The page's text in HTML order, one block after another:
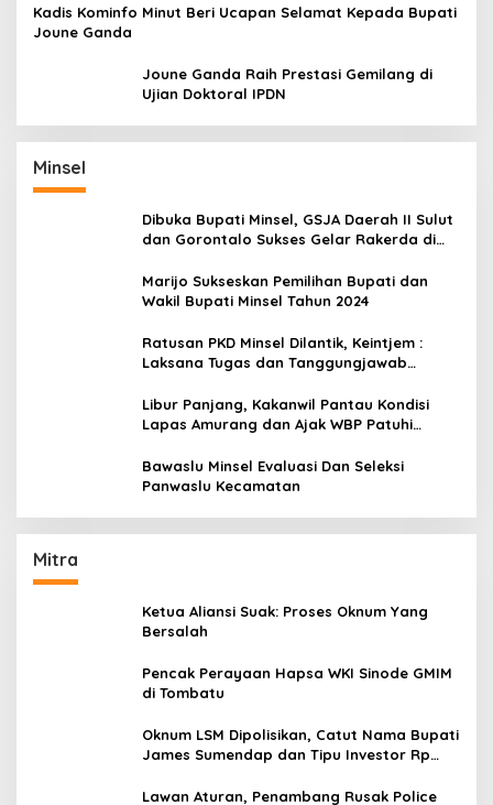
Kadis Kominfo Minut Beri Ucapan Selamat Kepada Bupati
Joune Ganda
Joune Ganda Raih Prestasi Gemilang di
Ujian Doktoral IPDN
Minsel
Dibuka Bupati Minsel, GSJA Daerah II Sulut
dan Gorontalo Sukses Gelar Rakerda di
Marijo Sukseskan Pemilihan Bupati dan
Wakil Bupati Minsel Tahun 2024
Ratusan PKD Minsel Dilantik, Keintjem :
Laksana Tugas dan Tanggungjawab
Libur Panjang, Kakanwil Pantau Kondisi
Lapas Amurang dan Ajak WBP Patuhi
Bawaslu Minsel Evaluasi Dan Seleksi
Panwaslu Kecamatan
Mitra
Ketua Aliansi Suak: Proses Oknum Yang
Bersalah
Pencak Perayaan Hapsa WKI Sinode GMIM
di Tombatu
Oknum LSM Dipolisikan, Catut Nama Bupati
James Sumendap dan Tipu Investor Rp
Lawan Aturan, Penambang Rusak Police